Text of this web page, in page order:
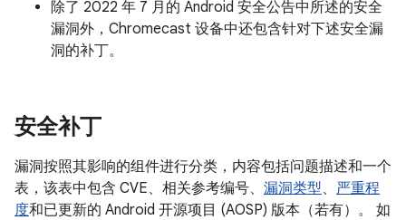
除了 2022 年 7 月的 Android 安全公告中所述的安全
漏洞外，Chromecast 设备中还包含针对下述安全漏
洞的补丁。
安全补丁
漏洞按照其影响的组件进行分类，内容包括问题描述和一个
表，该表中包含 CVE、相关参考编号、 漏洞类型、 严重程
度和已更新的 Android 开源项目 (AOSP) 版本（若有）。 如